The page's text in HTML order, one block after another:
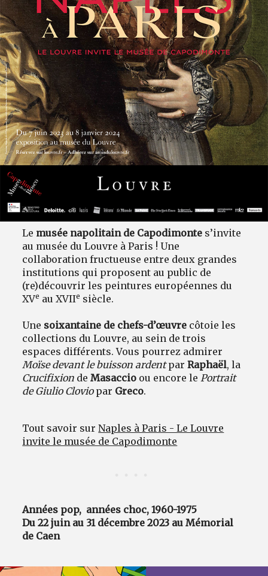
Le musée napolitain de Capodimonte s’invite
au musée du Louvre à Paris ! Une
collaboration fructueuse entre deux grandes
institutions qui proposent au public de
(re)découvrir les peintures européennes du
XVe au XVIIe siècle.
Une soixantaine de chefs-d’œuvre côtoie les
collections du Louvre, au sein de trois
espaces différents. Vous pourrez admirer
Moïse devant le buisson ardentparRaphaël, la
Crucifixion deMasaccio ou encore le Portrait
de Giulio Cloviopar Greco.
Tout savoir surNaples à Paris - Le Louvre
invite le musée de Capodimonte
Années pop, années choc, 1960-1975
Du 22 juin au 31 décembre 2023 au Mémorial
de Caen